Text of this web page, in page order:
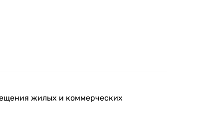
жилых и коммерческих